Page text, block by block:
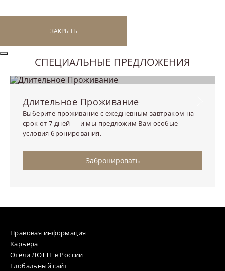
ЗАКРЫТЬ
СПЕЦИАЛЬНЫЕ ПРЕДЛОЖЕНИЯ
Длительное Проживание
Выберите проживание с ежедневным завтраком на
срок от 7 дней — и мы предложим Вам особые
условия бронирования.
Забронировать
Предыдущий слайд
Правовая информация
Карьера
Отели ЛОТТЕ в России
Глобальный сайт